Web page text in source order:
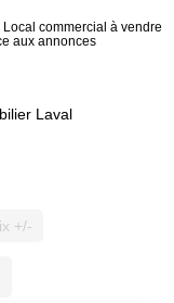
commercial à vendre
aux annonces
Laval
+/-